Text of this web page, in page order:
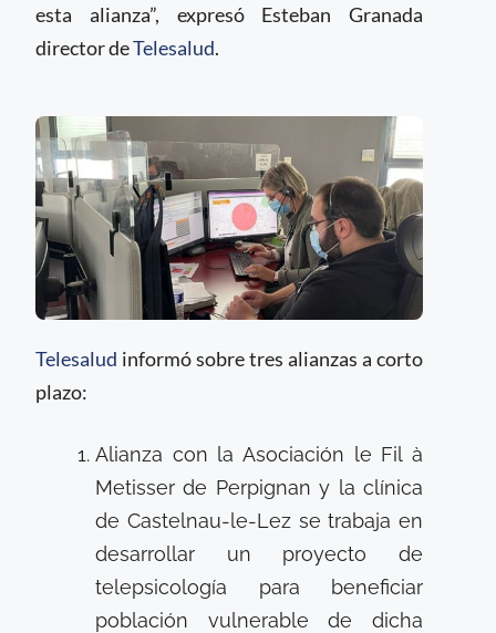
esta alianza”, expresó Esteban Granada
director deTelesalud.
Telesalud informó sobre tres alianzas a corto
plazo:
Alianza con la Asociación le Fil à
Metisser de Perpignan y la clínica
de Castelnau-le-Lez se trabaja en
desarrollar un proyecto de
telepsicología para beneficiar
población vulnerable de dicha